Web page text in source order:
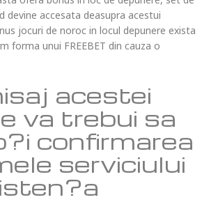
devine accesata deasupra acestui
jocuri de noroc in locul depunere exista
forma unui FREEBET din cauza o
acestei
va trebui sa
confirmarea
serviciului